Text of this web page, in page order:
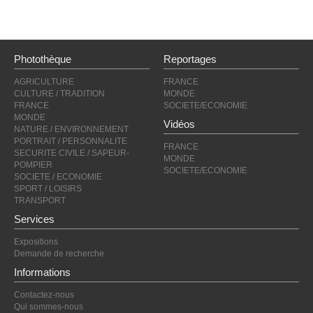
Photothèque
AGRICULTURE
CULTURE / TRADITION
FRANCE
MONDE
NATURE / ENVIRONNEMENT
PORTRAIT / PERSONNALITE
SECURITE CIVILE / SAPEUR-
POMPIER
SOCIETE / ECONOMIE
SPORT / LOISIRS
TRANSPORT
Reportages
FRANCE
MONDE
SOCIETE/ECONOMIE
Vidéos
FRANCE
MONDE
SOCIETE/ECONOMIE
Services
Expositions
Demande de recherche
Informations
Contactez-nous
Qui sommes-nous